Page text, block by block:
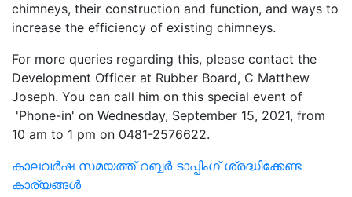
chimneys, their construction and function, and ways to
increase the efficiency of existing chimneys.
For more queries regarding this, please contact the
Development Officer at Rubber Board, C Matthew
Joseph. You can call him on this special event of
'Phone-in' on Wednesday, September 15, 2021, from
10 am to 1 pm on 0481-2576622.
കാലവർഷ സമയത്ത് റബ്ബർ ടാപ്പിംഗ് ശ്രദ്ധിക്കേണ്ട
കാര്യങ്ങൾ